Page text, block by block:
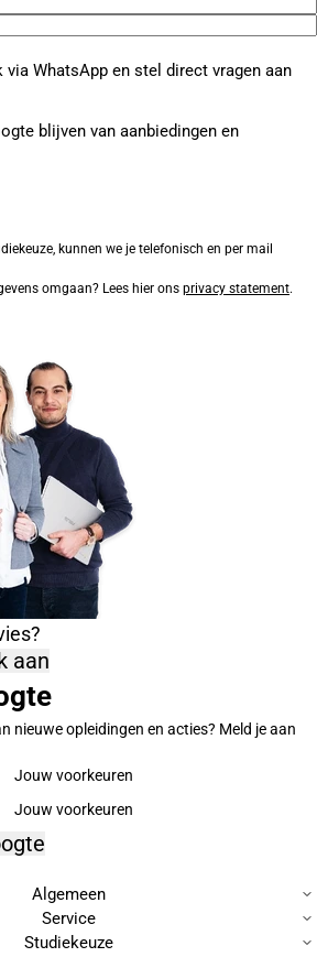
WhatsApp en stel direct vragen aan
blijven van aanbiedingen en
kunnen we je telefonisch en per mail
omgaan? Lees hier ons privacy statement.
aan
nieuwe opleidingen en acties? Meld je aan
Jouw voorkeuren
Algemeen
Service
Studiekeuze